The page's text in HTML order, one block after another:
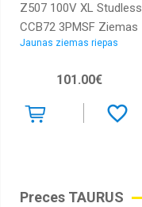
Z507 100V XL Studless
CCB72 3PMSF Ziemas
riepa
Jaunas ziemas riepas
101.00€
Preces TAURUS